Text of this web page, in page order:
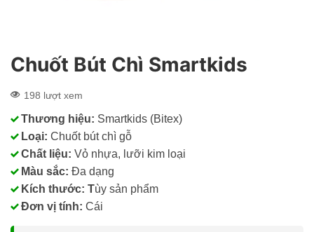
Chuốt Bút Chì Smartkids
198 lượt xem
Thương hiệu: Smartkids (Bitex)
Loại: Chuốt bút chì gỗ
Chất liệu: Vỏ nhựa, lưỡi kim loại
Màu sắc: Đa dạng
Kích thước: Tùy sản phẩm
Đơn vị tính: Cái